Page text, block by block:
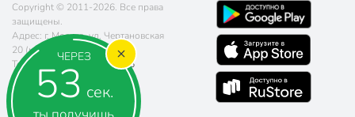
ЧЕРЕЗ
52 сек.
Copyright © 2011-2026. Все права
защищены.
Адрес: г. Москва, ул. Чертановская
20 (метро Южная)
Телефон:
8 (800) 770-77-06
Почта:sales@poryadok.ru